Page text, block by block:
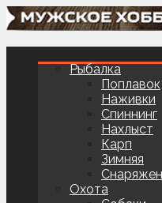
Рыбалка
Поплавок
Наживки
Спиннинг
Нахлыст
Карп
Зимняя
Охота